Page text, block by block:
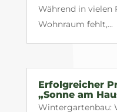
Während in vielen
Wohnraum fehlt,...
Erfolgreicher
„Sonne am
Wintergartenbau: